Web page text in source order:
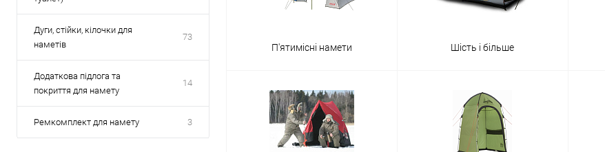
Дуги, стійки, кілочки для
наметів
73
Додаткова підлога та
покриття для намету
14
Ремкомплект для намету 3
П'ятимісні намети Шість і більше